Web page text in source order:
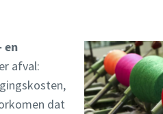
en
afval:
dat